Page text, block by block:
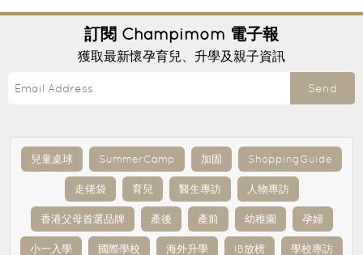
訂閱 Champimom 電子報
獲取最新懷孕育兒、升學及親子資訊
Send
兒童桌球 SummerCamp 加固 ShoppingGuide
走佬袋 育兒 醫生專訪 人物專訪
香港父母首選品牌 產後 產前 幼稚園 孕婦
小一入學 國際學校 海外升學 IB放榜 學校專訪